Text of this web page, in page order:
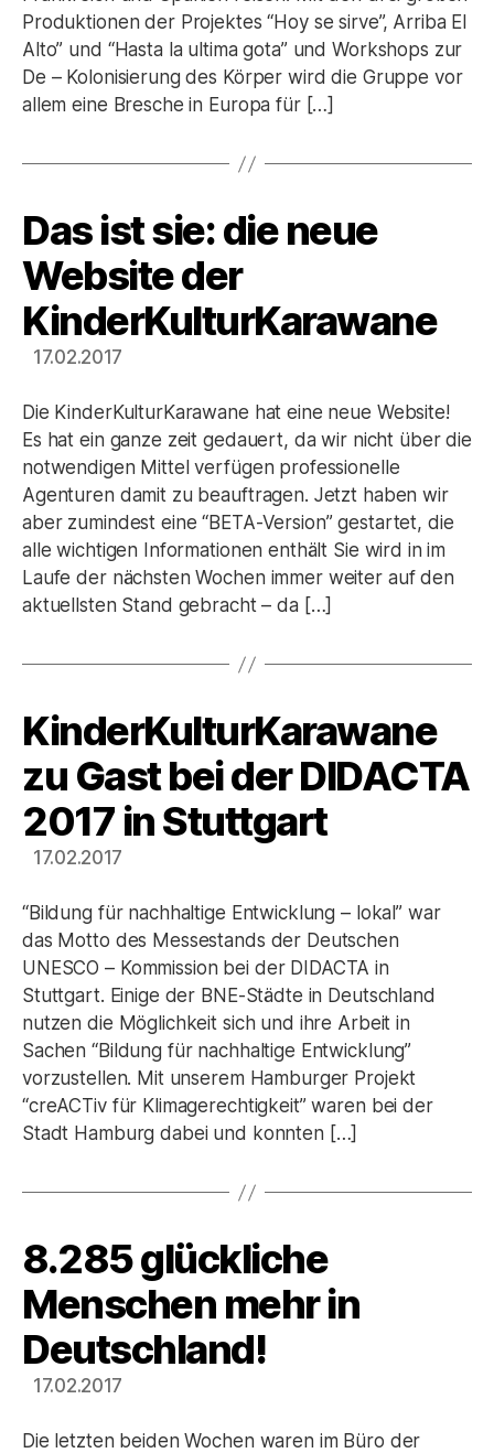
Produktionen der Projektes “Hoy se sirve”, Arriba El
Alto” und “Hasta la ultima gota” und Workshops zur
De – Kolonisierung des Körper wird die Gruppe vor
allem eine Bresche in Europa für […]
Kategorien
Das ist sie: die neue
Website der
KinderKulturKarawane
17.02.2017
Die KinderKulturKarawane hat eine neue Website!
Es hat ein ganze zeit gedauert, da wir nicht über die
notwendigen Mittel verfügen professionelle
Agenturen damit zu beauftragen. Jetzt haben wir
aber zumindest eine “BETA-Version” gestartet, die
alle wichtigen Informationen enthält Sie wird in im
Laufe der nächsten Wochen immer weiter auf den
aktuellsten Stand gebracht – da […]
Kategorien
KinderKulturKarawane
zu Gast bei der DIDACTA
2017 in Stuttgart
17.02.2017
“Bildung für nachhaltige Entwicklung – lokal” war
das Motto des Messestands der Deutschen
UNESCO – Kommission bei der DIDACTA in
Stuttgart. Einige der BNE-Städte in Deutschland
nutzen die Möglichkeit sich und ihre Arbeit in
Sachen “Bildung für nachhaltige Entwicklung”
vorzustellen. Mit unserem Hamburger Projekt
“creACTiv für Klimagerechtigkeit” waren bei der
Stadt Hamburg dabei und konnten […]
Kategorien
8.285 glückliche
Menschen mehr in
Deutschland!
17.02.2017
Die letzten beiden Wochen waren im Büro der